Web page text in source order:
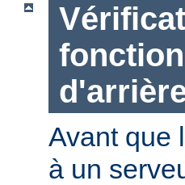
Avant que
à un